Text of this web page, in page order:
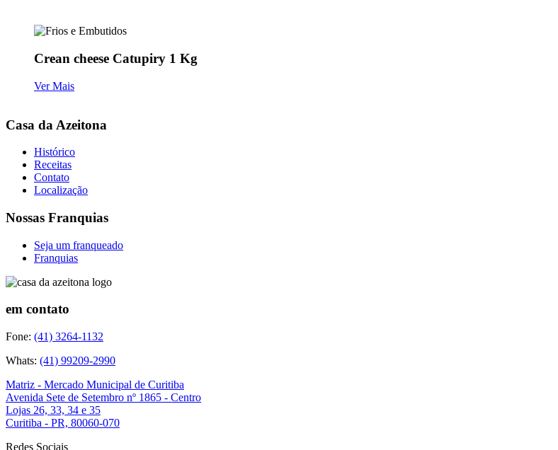
Crean cheese Catupiry 1 Kg
Ver Mais
Casa da Azeitona
Histórico
Receitas
Contato
Localização
Nossas Franquias
Seja um franqueado
Franquias
em contato
Fone: (41) 3264-1132
Whats: (41) 99209-2990
Matriz - Mercado Municipal de Curitiba
Avenida Sete de Setembro nº 1865 - Centro
Lojas 26, 33, 34 e 35
Curitiba - PR, 80060-070
Redes Sociais